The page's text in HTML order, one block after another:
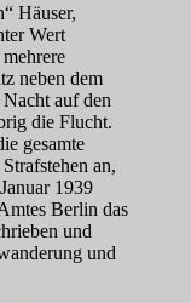
Häuser,
Wert
neben dem
auf den
die Flucht.
gesamte
an,
1939
Berlin das
und
und